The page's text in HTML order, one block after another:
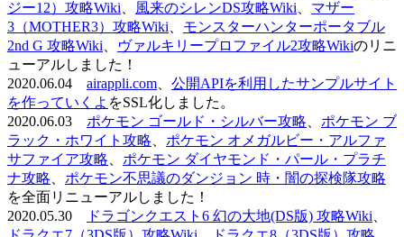
ジー12）攻略Wiki
風来のシレンDS攻略Wiki
マザー
3（MOTHER3）攻略Wiki
モンスターハンターポータブル
2nd G 攻略Wiki
ヴァルキリープロファイル2攻略Wikiのリニ
ューアルしました！
2020.06.04 airappli.com
公開APIを利用したサンプルサイト
を作っていくよ をSSL化しました。
2020.06.03 ポケモン ゴールド・シルバー攻略
ポケモン ブ
ラック・ホワイト攻略
ポケモン オメガルビー・アルファ
サファイア攻略
ポケモン ダイヤモンド・パール・プラチ
ナ攻略
ポケモン不思議のダンジョン 時・闇の探検隊攻略
を全面リニューアルしました！
2020.05.30
ドラゴンクエスト6 幻の大地(DS版) 攻略Wiki